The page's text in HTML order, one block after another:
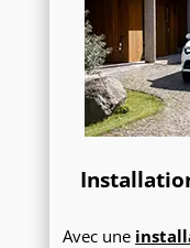
Avec une